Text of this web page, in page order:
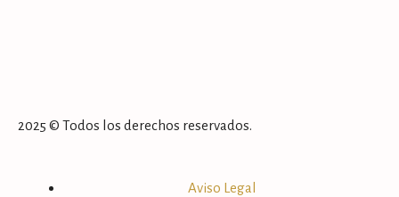
2025 © Todos los derechos reservados.
Aviso Legal